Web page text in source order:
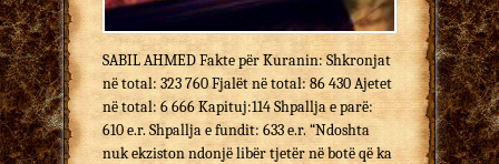
SABIL AHMED Fakte për Kuranin: Shkronjat
në total: 323 760 Fjalët në total: 86 430 Ajetet
në total: 6 666 Kapituj:114 Shpallja e parë:
610 e.r. Shpallja e fundit: 633 e.r. “Ndoshta
nuk ekziston ndonjë libër tjetër në botë që ka